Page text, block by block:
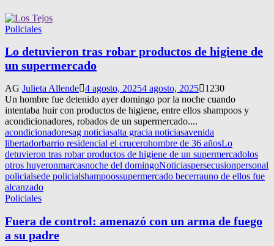
Policiales
Lo detuvieron tras robar productos de higiene de
un supermercado
AG Julieta Allende 4 agosto, 20254 agosto, 2025
1230
Un hombre fue detenido ayer domingo por la noche cuando
intentaba huir con productos de higiene, entre ellos shampoos y
acondicionadores, robados de un supermercado....
acondicionadoresag noticiasalta gracia noticiasavenida
libertadorbarrio residencial el crucerohombre de 36 añosLo
detuvieron tras robar productos de higiene de un supermercadolos
otros huyeronmarcasnoche del domingoNoticiaspersecusionpersonal
policialsede policialshampoossupermercado becerrauno de ellos fue
alcanzado
Policiales
Fuera de control: amenazó con un arma de fuego
a su padre